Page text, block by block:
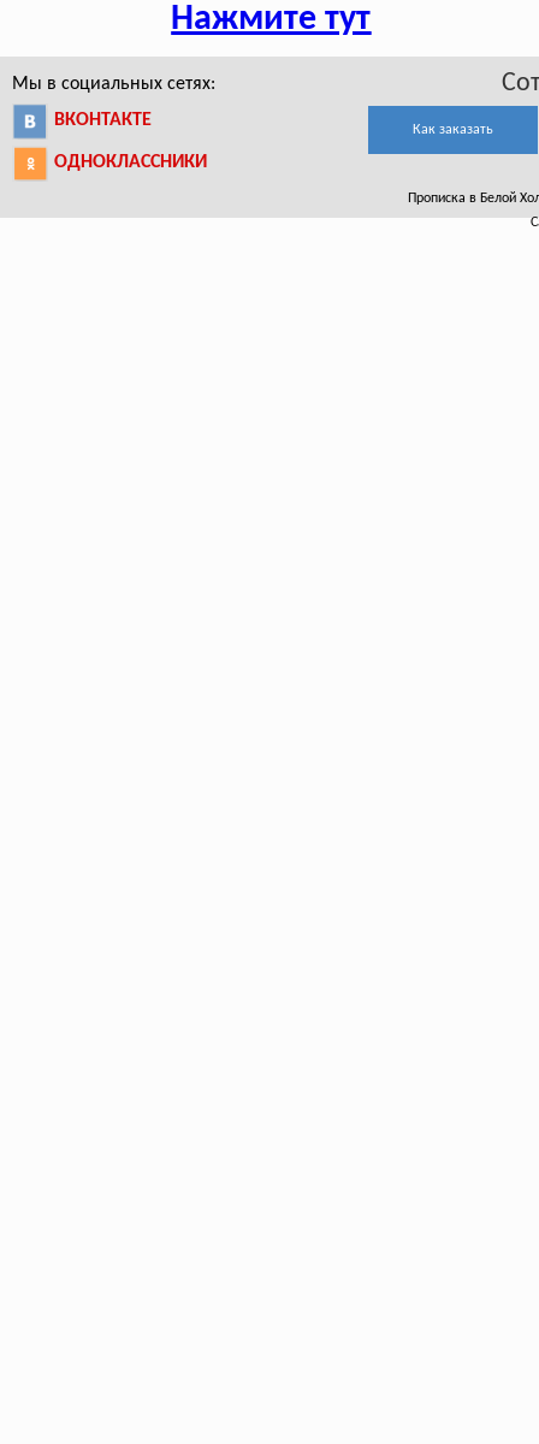
Нажмите тут
Мы в социальных сетях:
ВКОНТАКТЕ
ОДНОКЛАССНИКИ
Как заказать
Прописка в Белой